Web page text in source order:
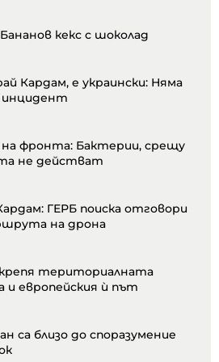
кекс с шоколад
Кардам, е украински: Няма
инцидент
фронта: Бактерии, срещу
не действат
ГЕРБ поиска отговори
на дрона
териториалната
и европейския ѝ път
са близо до споразумение